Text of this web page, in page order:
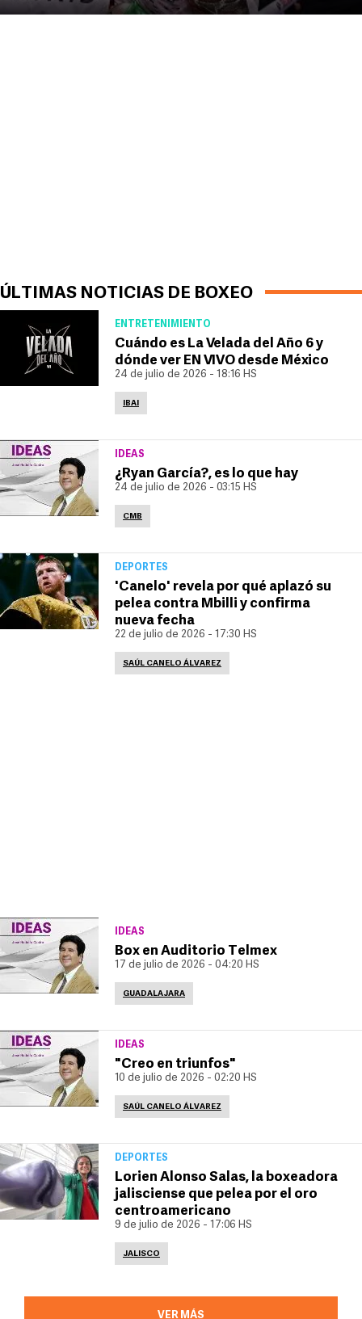
ÚLTIMAS NOTICIAS DE BOXEO
ENTRETENIMIENTO
Cuándo es La Velada del Año 6 y
dónde ver EN VIVO desde México
24 de julio de 2026 - 18:16 HS
IBAI
IDEAS
¿Ryan García?, es lo que hay
24 de julio de 2026 - 03:15 HS
CMB
DEPORTES
'Canelo' revela por qué aplazó su
pelea contra Mbilli y confirma
nueva fecha
22 de julio de 2026 - 17:30 HS
SAÚL CANELO ÁLVAREZ
IDEAS
Box en Auditorio Telmex
17 de julio de 2026 - 04:20 HS
GUADALAJARA
IDEAS
"Creo en triunfos"
10 de julio de 2026 - 02:20 HS
SAÚL CANELO ÁLVAREZ
DEPORTES
Lorien Alonso Salas, la boxeadora
jalisciense que pelea por el oro
centroamericano
9 de julio de 2026 - 17:06 HS
JALISCO
VER MÁS